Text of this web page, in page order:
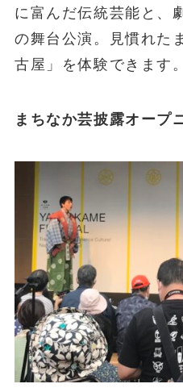
に富んだ伝統芸能と、
の舞台公演。見慣れた
古屋」を体験できます。
まちなか芸披露オープ